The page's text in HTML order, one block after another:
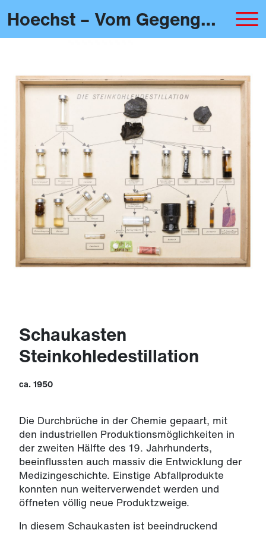
Hoechst – Vom Gegengift zum Zyklon B
Schaukasten
Steinkohledestillation
ca. 1950
Die Durchbrüche in der Chemie gepaart, mit
den industriellen Produktionsmöglichkeiten in
der zweiten Hälfte des 19. Jahrhunderts,
beeinflussten auch massiv die Entwicklung der
Medizingeschichte. Einstige Abfallprodukte
konnten nun weiterverwendet werden und
öffneten völlig neue Produktzweige.
In diesem Schaukasten ist beeindruckend